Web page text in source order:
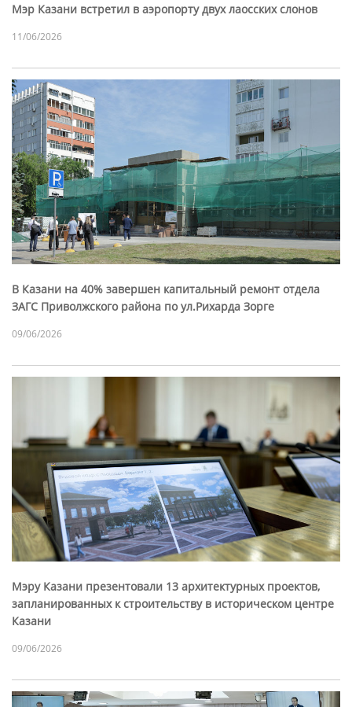
Мэр Казани встретил в аэропорту двух лаосских слонов
11/06/2026
В Казани на 40% завершен капитальный ремонт отдела
ЗАГС Приволжского района по ул.Рихарда Зорге
09/06/2026
Мэру Казани презентовали 13 архитектурных проектов,
запланированных к строительству в историческом центре
Казани
09/06/2026